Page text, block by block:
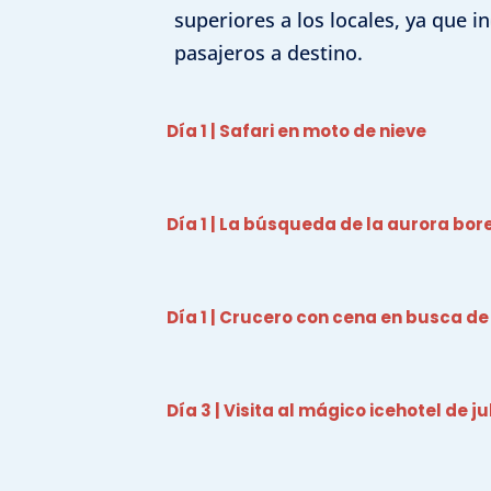
superiores a los locales, ya que
pasajeros a destino.
Día 1 | Safari en moto de nieve
Día 1 | La búsqueda de la aurora
Día 1 | Crucero con cena en busca
Día 3 | Visita al mágico icehotel de